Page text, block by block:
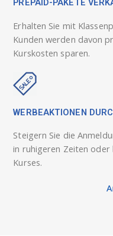
PREPAID-PAKETE
Erhalten Sie mit
Kunden werden davon
Kurskosten sparen.
WERBEAKTIONEN
Steigern Sie die
in ruhigeren Zeiten oder
Kurses.